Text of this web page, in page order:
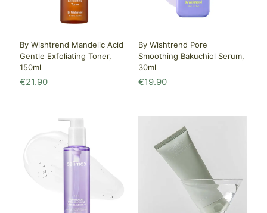
By Wishtrend Mandelic Acid
Gentle Exfoliating Toner,
150ml
€21.90
By Wishtrend Pore
Smoothing Bakuchiol Serum,
30ml
€19.90